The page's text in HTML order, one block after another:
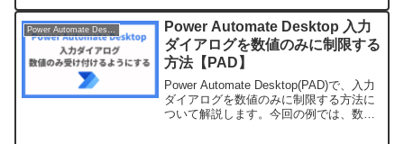
使われる、アクション...
Power Automate Desktop 入力
ダイアログを数値のみに制限する
方法【PAD】
Power Automate Desktop(PAD)で、入力
ダイアログを数値のみに制限する方法に
ついて解説します。今回の例では、数値